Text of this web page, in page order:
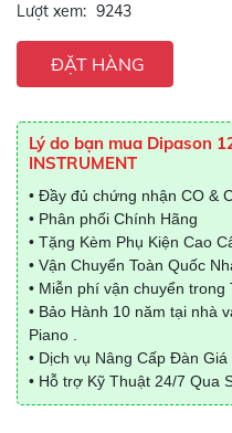
Lượt xem: 9243
ĐẶT HÀNG
Lý do bạn mua Dipason
INSTRUMENT
• Đầy đủ chứng nhận CO &
• Phân phối Chính Hãng
• Tặng Kèm Phụ Kiện Cao
• Vận Chuyển Toàn Quốc
• Miễn phí vận chuyển trong
• Bảo Hành 10 năm tại nhà
Piano .
• Dịch vụ Nâng Cấp Đàn Giá
• Hỗ trợ Kỹ Thuật 24/7 Qua